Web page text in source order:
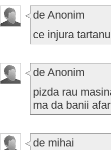
de Anonim
ce injura
de Anonim
pizda rau
ma da banii
de mihai